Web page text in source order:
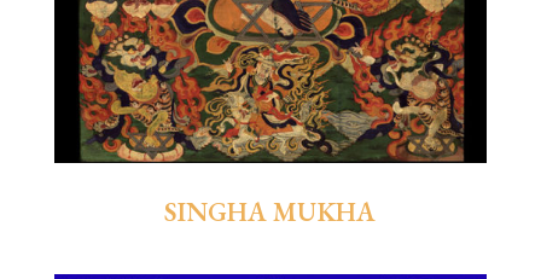
SINGHA MUKHA